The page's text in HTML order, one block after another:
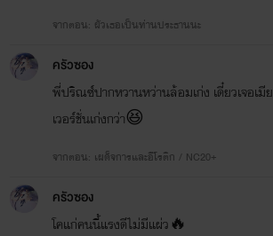
จากตอน: ผัวเธอเป็นท่านประธานนะ
ครัวซอง
พี่ปริณซ์ปากหวานหว่านล้อมเก่ง เดี๋ยวเจอเมีย
เวอร์ชั่นเก่งกว่า😆
จากตอน: เผด็จการและอีโรติก / NC20+
ครัวซอง
โคแก่คนนี้แรงดีไม่มีแผ่ว🔥